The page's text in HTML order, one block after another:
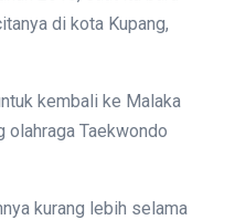
di kota Kupang,
kembali ke Malaka
olahraga Taekwondo
kurang lebih selama